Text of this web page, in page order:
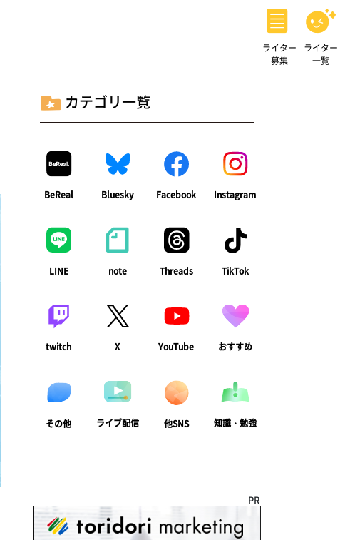
ライター
募集
ライター
一覧
カテゴリ一覧
BeReal Bluesky Facebook Instagram
LINE note Threads TikTok
twitch X YouTube おすすめ
その他 ライブ配信 他SNS 知識・勉強
PR